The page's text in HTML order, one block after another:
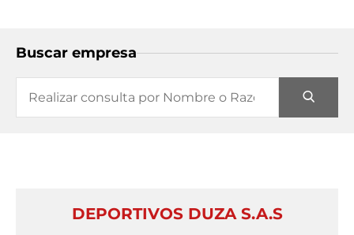
Buscar empresa
DEPORTIVOS DUZA S.A.S